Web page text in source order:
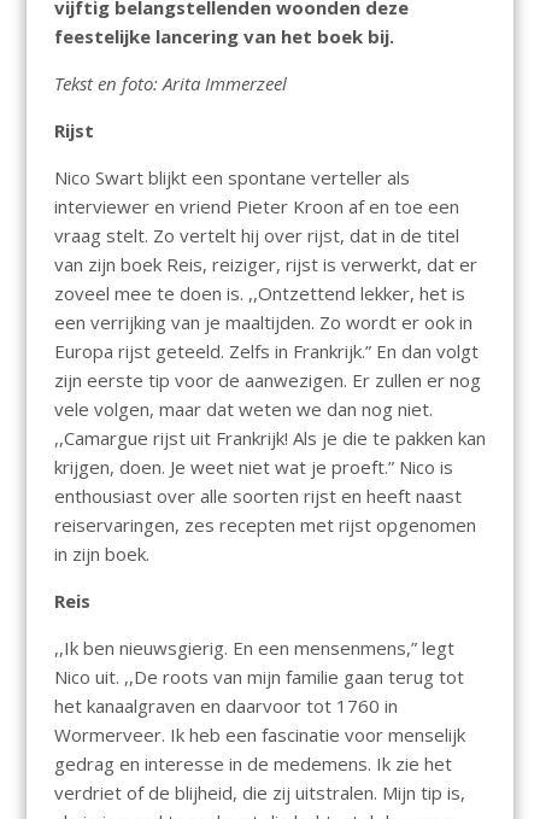
vijftig belangstellenden woonden deze
feestelijke lancering van het boek bij.
Tekst en foto: Arita Immerzeel
Rijst
Nico Swart blijkt een spontane verteller als
interviewer en vriend Pieter Kroon af en toe een
vraag stelt. Zo vertelt hij over rijst, dat in de titel
van zijn boek Reis, reiziger, rijst is verwerkt, dat er
zoveel mee te doen is. ,,Ontzettend lekker, het is
een verrijking van je maaltijden. Zo wordt er ook in
Europa rijst geteeld. Zelfs in Frankrijk.” En dan volgt
zijn eerste tip voor de aanwezigen. Er zullen er nog
vele volgen, maar dat weten we dan nog niet.
,,Camargue rijst uit Frankrijk! Als je die te pakken kan
krijgen, doen. Je weet niet wat je proeft.” Nico is
enthousiast over alle soorten rijst en heeft naast
reiservaringen, zes recepten met rijst opgenomen
in zijn boek.
Reis
,,Ik ben nieuwsgierig. En een mensenmens,” legt
Nico uit. ,,De roots van mijn familie gaan terug tot
het kanaalgraven en daarvoor tot 1760 in
Wormerveer. Ik heb een fascinatie voor menselijk
gedrag en interesse in de medemens. Ik zie het
verdriet of de blijheid, die zij uitstralen. Mijn tip is,